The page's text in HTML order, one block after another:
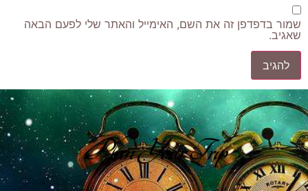
שמור בדפדפן זה את השם, האימייל והאתר שלי לפעם הבאה
שאגיב.
Plan Your Trip